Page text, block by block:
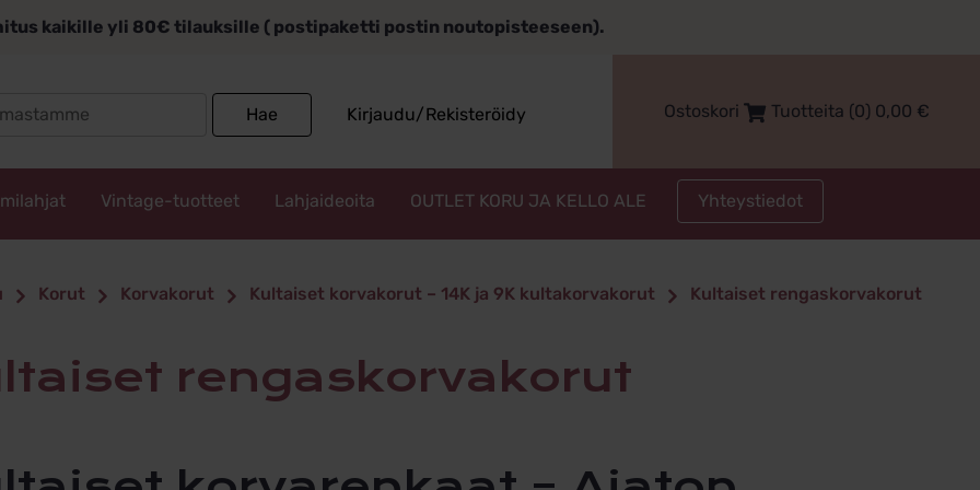
kaikille yli 80€ tilauksille ( postipaketti postin noutopisteeseen).
Hae Kirjaudu/Rekisteröidy Ostoskori Tuotteita (0) 0,00 €
Vintage-tuotteet Lahjaideoita OUTLET KORU JA KELLO ALE Yhteystiedot
Korut Korvakorut Kultaiset korvakorut – 14K ja 9K kultakorvakorut Kultaiset rengaskorvakorut
rengaskorvakorut